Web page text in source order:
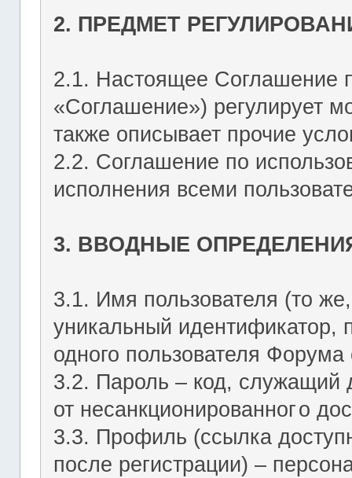
2. ПРЕДМЕТ
2.1. Настоящее Соглашение
«Соглашение») регулирует
также описывает прочие
2.2. Соглашение по
исполнения всеми
3. ВВОДНЫЕ
3.1. Имя пользователя (то
уникальный идентификатор,
одного пользователя Форума
3.2. Пароль – код, служащий
от несанкционированного
3.3. Профиль (ссылка
после регистрации) –